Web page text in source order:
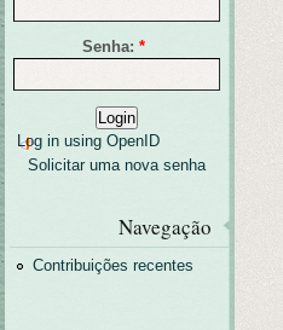
Senha: *
Log in using OpenID
Solicitar uma nova senha
Navegação
Contribuições recentes